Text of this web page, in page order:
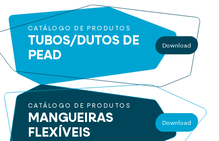
CATÁLOGO DE PRODUTOS
TUBOS/DUTOS DE
PEAD
Download
CATÁLOGO DE PRODUTOS
MANGUEIRAS
FLEXÍVEIS
Download